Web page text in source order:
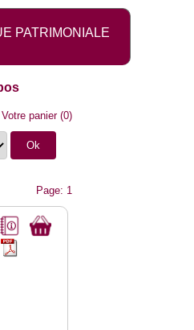
PATRIMONIALE
Votre panier(0)
Page: 1